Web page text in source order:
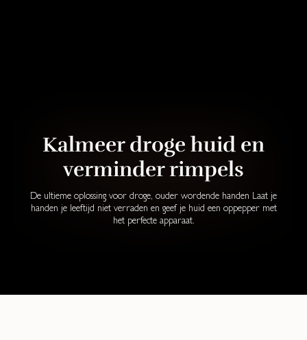
Kalmeer droge huid en
verminder rimpels
De ultieme oplossing voor droge, ouder wordende handen Laat je
handen je leeftijd niet verraden en geef je huid een oppepper met
het perfecte apparaat.